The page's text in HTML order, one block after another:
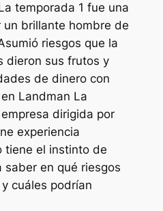
temporada 1 fue una
brillante hombre de
riesgos que la
dieron sus frutos y
de dinero con
Landman La
dirigida por
experiencia
tiene el instinto de
saber en qué riesgos
cuáles podrían